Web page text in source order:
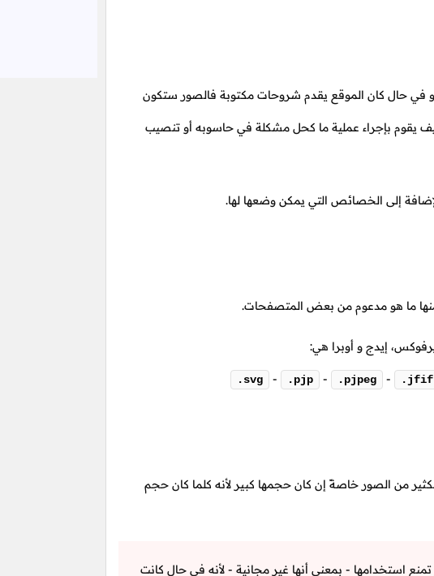
حال كان الموقع يقدم شروحات مكتوبة فالصور ستكون
يقوم بإجراء عملية ما كحل مشكلة في حاسوبه أو تنصيب
إلى الخصائص التي يمكن وضعها لها.
ما هو مدعوم من بعض المتصفحات.
إيدج و أوبرا هي:
.jfif
-
.pjpeg
-
.pjp
-
.svg
من الصور خاصةً إن كان حجمها كبير لأنه كلما كان حجم
استخدامها - بمعنى أنها غير مجانية - لأنه في حال كانت